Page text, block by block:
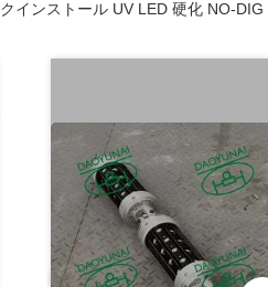
インストール UV LED 硬化 NO-DIG